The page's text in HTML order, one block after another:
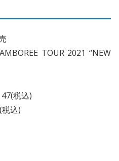
TOUR 2021 “NEW
税込)
込)